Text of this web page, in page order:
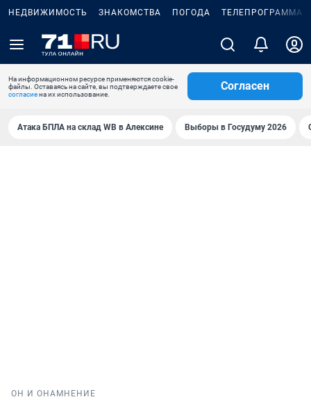
НЕДВИЖИМОСТЬ ЗНАКОМСТВА ПОГОДА ТЕЛЕПРОГРАММА
На информационном ресурсе применяются cookie-
файлы. Оставаясь на сайте, вы подтверждаете свое
согласиена их использование.
Согласен
Атака БПЛА на склад WB в Алексине Выборы в Госудуму 2026
ОН И ОНА МНЕНИЕ